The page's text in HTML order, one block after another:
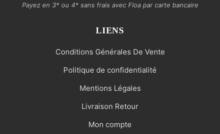
Payez en 3* ou 4* sans frais avec Floa par carte bancaire
LIENS
Conditions Générales De Vente
Politique de confidentialité
Mentions Légales
Livraison Retour
Mon compte